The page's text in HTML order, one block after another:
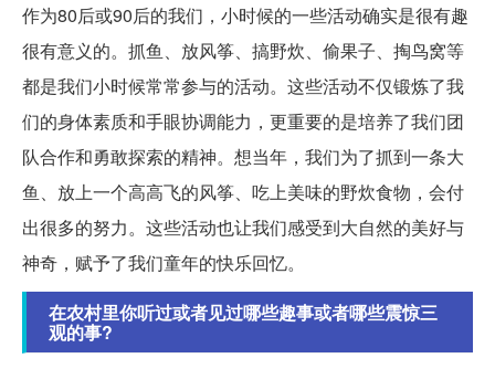
作为80后或90后的我们，小时候的一些活动确实是很有趣
很有意义的。抓鱼、放风筝、搞野炊、偷果子、掏鸟窝等
都是我们小时候常常参与的活动。这些活动不仅锻炼了我
们的身体素质和手眼协调能力，更重要的是培养了我们团
队合作和勇敢探索的精神。想当年，我们为了抓到一条大
鱼、放上一个高高飞的风筝、吃上美味的野炊食物，会付
出很多的努力。这些活动也让我们感受到大自然的美好与
神奇，赋予了我们童年的快乐回忆。
在农村里你听过或者见过哪些趣事或者哪些震惊三
观的事?